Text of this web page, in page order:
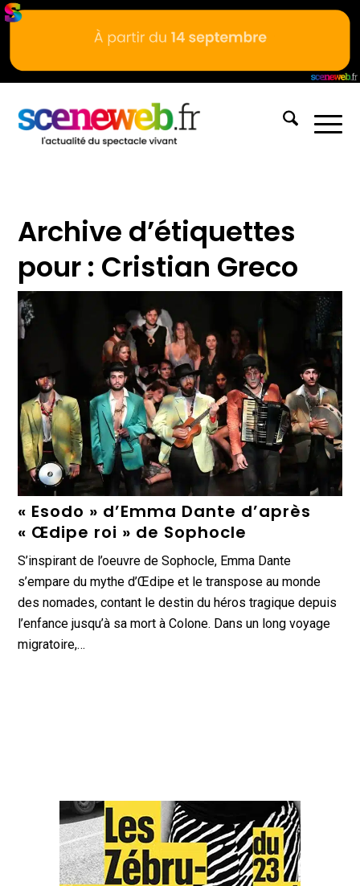
Archive d’étiquettes
pour : Cristian Greco
« Esodo » d’Emma Dante d’après
« Œdipe roi » de Sophocle
S’inspirant de l’oeuvre de Sophocle, Emma Dante
s’empare du mythe d’Œdipe et le transpose au monde
des nomades, contant le destin du héros tragique depuis
l’enfance jusqu’à sa mort à Colone. Dans un long voyage
migratoire,…